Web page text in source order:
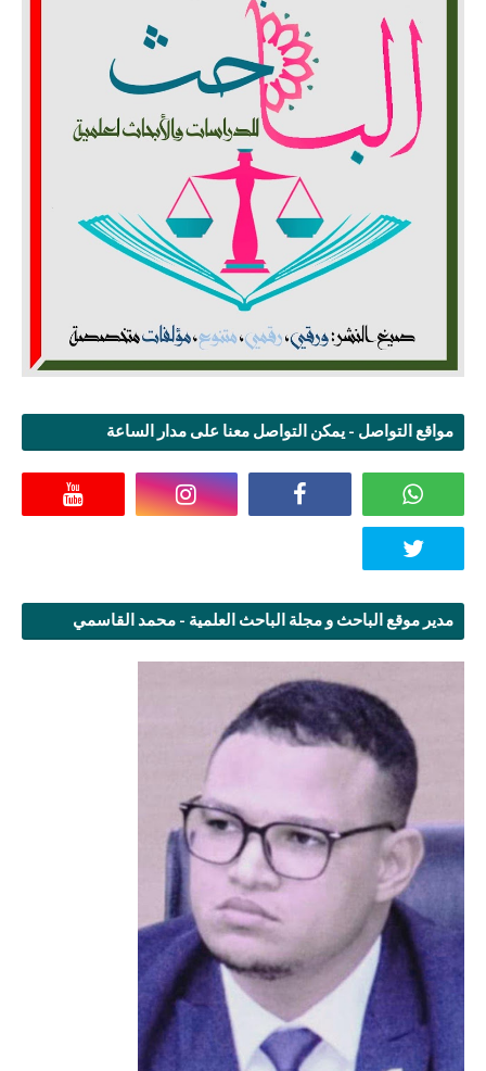
مواقع التواصل - يمكن التواصل معنا على مدار الساعة
مدير موقع الباحث و مجلة الباحث العلمية - محمد القاسمي